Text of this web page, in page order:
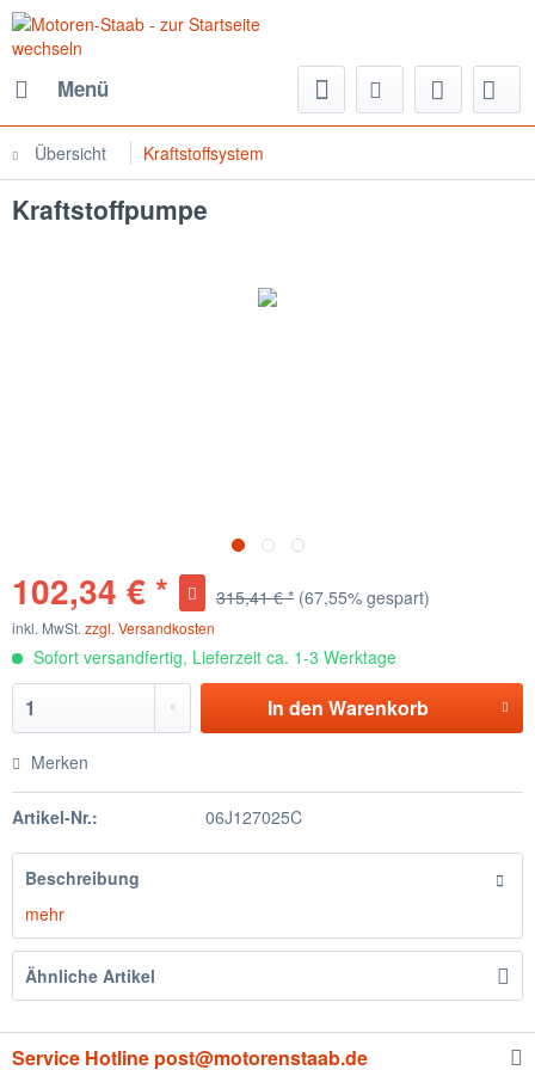
Menü
Übersicht Kraftstoffsystem
Kraftstoffpumpe
102,34 € * 315,41 € * (67,55% gespart)
inkl. MwSt. zzgl. Versandkosten
Sofort versandfertig, Lieferzeit ca. 1-3 Werktage
In den Warenkorb
Merken
Artikel-Nr.: 06J127025C
Beschreibung
mehr
Ähnliche Artikel
Service Hotline post@motorenstaab.de